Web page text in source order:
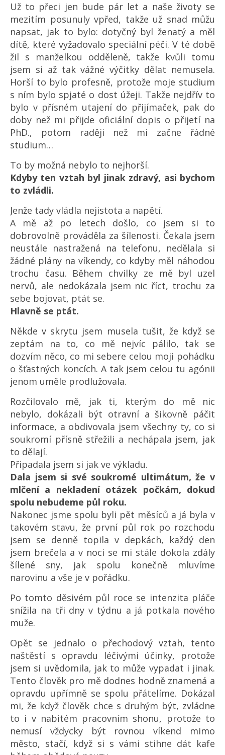
Už to přeci jen bude pár let a naše životy se
mezitím posunuly vpřed, takže už snad můžu
napsat, jak to bylo: dotyčný byl ženatý a měl
dítě, které vyžadovalo speciální péči. V té době
žil s manželkou odděleně, takže kvůli tomu
jsem si až tak vážné výčitky dělat nemusela.
Horší to bylo profesně, protože moje studium
s ním bylo spjaté o dost úžeji. Takže nejdřív to
bylo v přísném utajení do přijímaček, pak do
doby než mi přijde oficiální dopis o přijetí na
PhD., potom raději než mi začne řádné
studium…
To by možná nebylo to nejhorší.
Kdyby ten vztah byl jinak zdravý, asi bychom
to zvládli.
Jenže tady vládla nejistota a napětí.
A mě až po letech došlo, co jsem si to
dobrovolně prováděla za šílenosti. Čekala jsem
neustále nastražená na telefonu, nedělala si
žádné plány na víkendy, co kdyby měl náhodou
trochu času. Během chvilky ze mě byl uzel
nervů, ale nedokázala jsem nic říct, trochu za
sebe bojovat, ptát se.
Hlavně se ptát.
Někde v skrytu jsem musela tušit, že když se
zeptám na to, co mě nejvíc pálilo, tak se
dozvím něco, co mi sebere celou moji pohádku
o šťastných koncích. A tak jsem celou tu agónii
jenom uměle prodlužovala.
Rozčilovalo mě, jak ti, kterým do mě nic
nebylo, dokázali být otravní a šikovně páčit
informace, a obdivovala jsem všechny ty, co si
soukromí přísně střežili a nechápala jsem, jak
to dělají.
Připadala jsem si jak ve výkladu.
Dala jsem si své soukromé ultimátum, že v
mlčení a nekladení otázek počkám, dokud
spolu nebudeme půl roku.
Nakonec jsme spolu byli pět měsíců a já byla v
takovém stavu, že první půl rok po rozchodu
jsem se denně topila v depkách, každý den
jsem brečela a v noci se mi stále dokola zdály
šílené sny, jak spolu konečně mluvíme
narovinu a vše je v pořádku.
Po tomto děsivém půl roce se intenzita pláče
snížila na tři dny v týdnu a já potkala nového
muže.
Opět se jednalo o přechodový vztah, tento
naštěstí s opravdu léčivými účinky, protože
jsem si uvědomila, jak to může vypadat i jinak.
Tento člověk pro mě dodnes hodně znamená a
opravdu upřímně se spolu přátelíme. Dokázal
mi, že když člověk chce s druhým být, zvládne
to i v nabitém pracovním shonu, protože to
nemusí vždycky být rovnou víkend mimo
město, stačí, když si s vámi stihne dát kafe